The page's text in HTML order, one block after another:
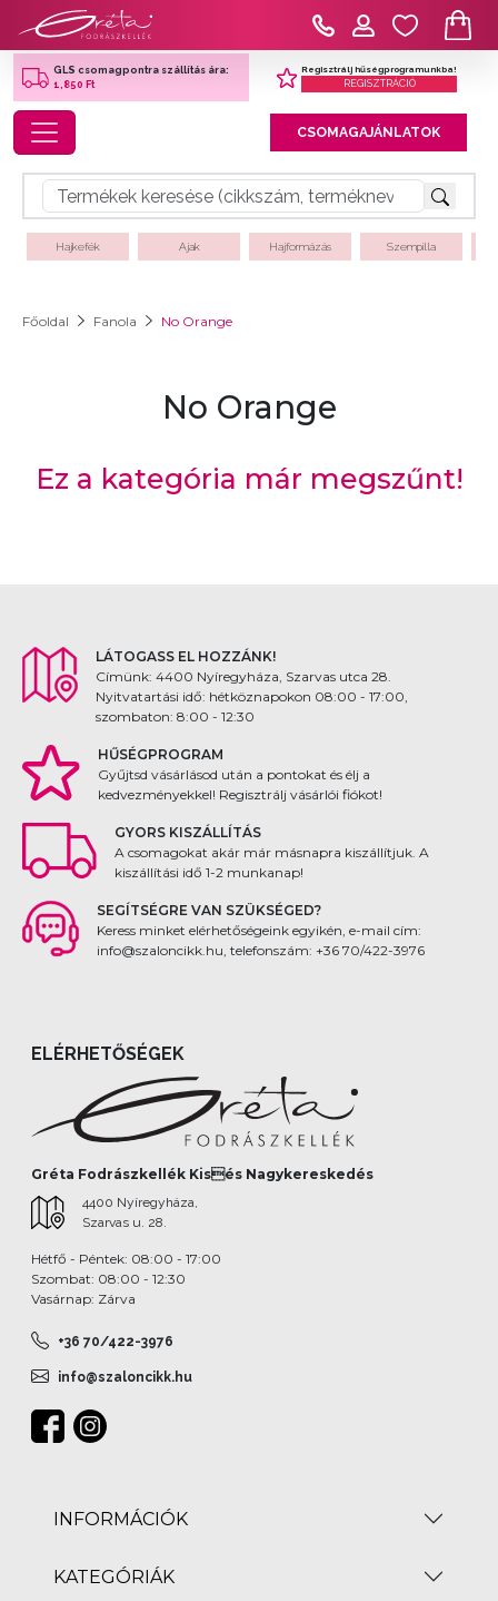
GLS csomagpontra szállítás ára:
1,850 Ft
Regisztrálj hűségprogramunkba!
REGISZTRÁCIÓ
Toggle navigation CSOMAGAJÁNLATOK
Hajkefék Ajak Hajformázás Szempilla
Főoldal Fanola No Orange
No Orange
Ez a kategória már megszűnt!
LÁTOGASS EL HOZZÁNK!
Címünk: 4400 Nyíregyháza, Szarvas utca 28.
Nyitvatartási idő: hétköznapokon 08:00 - 17:00,
szombaton: 8:00 - 12:30
HŰSÉGPROGRAM
Gyűjtsd vásárlásod után a pontokat és élj a
kedvezményekkel! Regisztrálj vásárlói fiókot!
GYORS KISZÁLLÍTÁS
A csomagokat akár már másnapra kiszállítjuk. A
kiszállítási idő 1-2 munkanap!
SEGÍTSÉGRE VAN SZÜKSÉGED?
Keress minket elérhetőségeink egyikén, e-mail cím:
info@szaloncikk.hu, telefonszám: +36 70/422-3976
ELÉRHETŐSÉGEK
Gréta Fodrászkellék Kisés Nagykereskedés
4400 Nyíregyháza,
Szarvas u. 28.
Hétfő - Péntek: 08:00 - 17:00
Szombat: 08:00 - 12:30
Vasárnap: Zárva
+36 70/422-3976
info@szaloncikk.hu
INFORMÁCIÓK
KATEGÓRIÁK